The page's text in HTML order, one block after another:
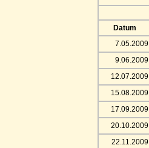
Datum
7.05.2009
9.06.2009
12.07.2009
15.08.2009
17.09.2009
20.10.2009
22.11.2009